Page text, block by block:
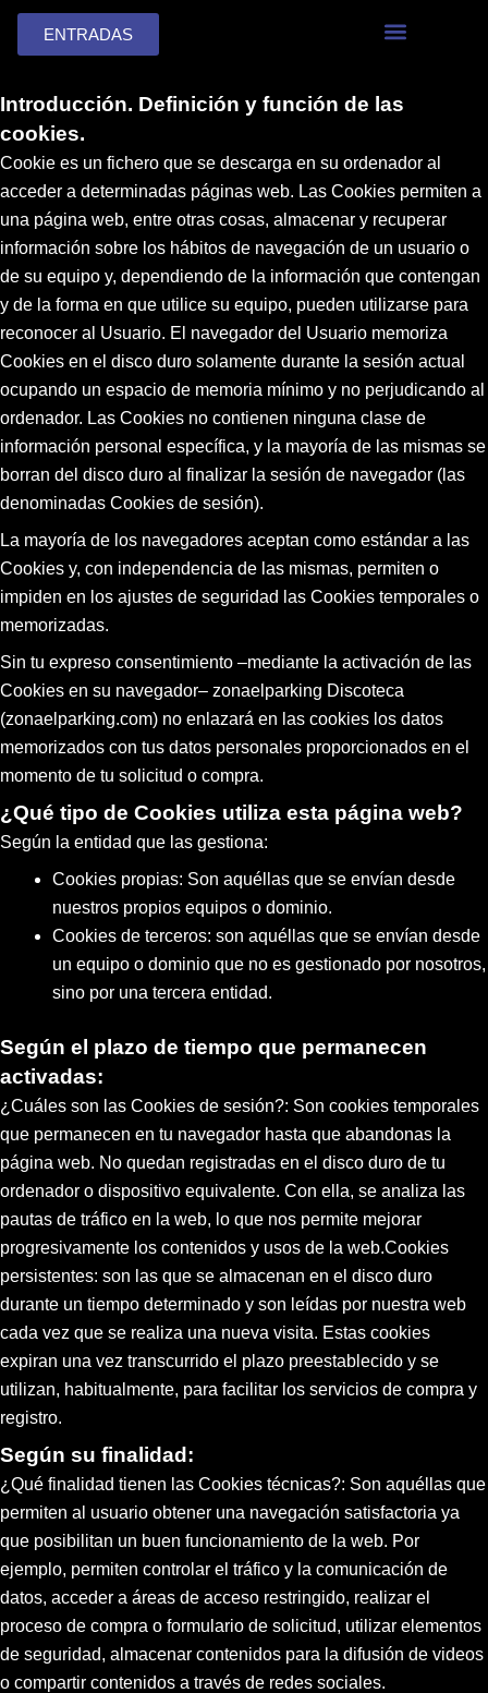
ENTRADAS
Introducción. Definición y función de las
cookies.
Cookie es un fichero que se descarga en su ordenador al
acceder a determinadas páginas web. Las Cookies permiten a
una página web, entre otras cosas, almacenar y recuperar
información sobre los hábitos de navegación de un usuario o
de su equipo y, dependiendo de la información que contengan
y de la forma en que utilice su equipo, pueden utilizarse para
reconocer al Usuario. El navegador del Usuario memoriza
Cookies en el disco duro solamente durante la sesión actual
ocupando un espacio de memoria mínimo y no perjudicando al
ordenador. Las Cookies no contienen ninguna clase de
información personal específica, y la mayoría de las mismas se
borran del disco duro al finalizar la sesión de navegador (las
denominadas Cookies de sesión).
La mayoría de los navegadores aceptan como estándar a las
Cookies y, con independencia de las mismas, permiten o
impiden en los ajustes de seguridad las Cookies temporales o
memorizadas.
Sin tu expreso consentimiento –mediante la activación de las
Cookies en su navegador– zonaelparking Discoteca
(zonaelparking.com) no enlazará en las cookies los datos
memorizados con tus datos personales proporcionados en el
momento de tu solicitud o compra.
¿Qué tipo de Cookies utiliza esta página web?
Según la entidad que las gestiona:
Cookies propias: Son aquéllas que se envían desde
nuestros propios equipos o dominio.
Cookies de terceros: son aquéllas que se envían desde
un equipo o dominio que no es gestionado por nosotros,
sino por una tercera entidad.
Según el plazo de tiempo que permanecen
activadas:
¿Cuáles son las Cookies de sesión?: Son cookies temporales
que permanecen en tu navegador hasta que abandonas la
página web. No quedan registradas en el disco duro de tu
ordenador o dispositivo equivalente. Con ella, se analiza las
pautas de tráfico en la web, lo que nos permite mejorar
progresivamente los contenidos y usos de la web.Cookies
persistentes: son las que se almacenan en el disco duro
durante un tiempo determinado y son leídas por nuestra web
cada vez que se realiza una nueva visita. Estas cookies
expiran una vez transcurrido el plazo preestablecido y se
utilizan, habitualmente, para facilitar los servicios de compra y
registro.
Según su finalidad:
¿Qué finalidad tienen las Cookies técnicas?: Son aquéllas que
permiten al usuario obtener una navegación satisfactoria ya
que posibilitan un buen funcionamiento de la web. Por
ejemplo, permiten controlar el tráfico y la comunicación de
datos, acceder a áreas de acceso restringido, realizar el
proceso de compra o formulario de solicitud, utilizar elementos
de seguridad, almacenar contenidos para la difusión de videos
o compartir contenidos a través de redes sociales.